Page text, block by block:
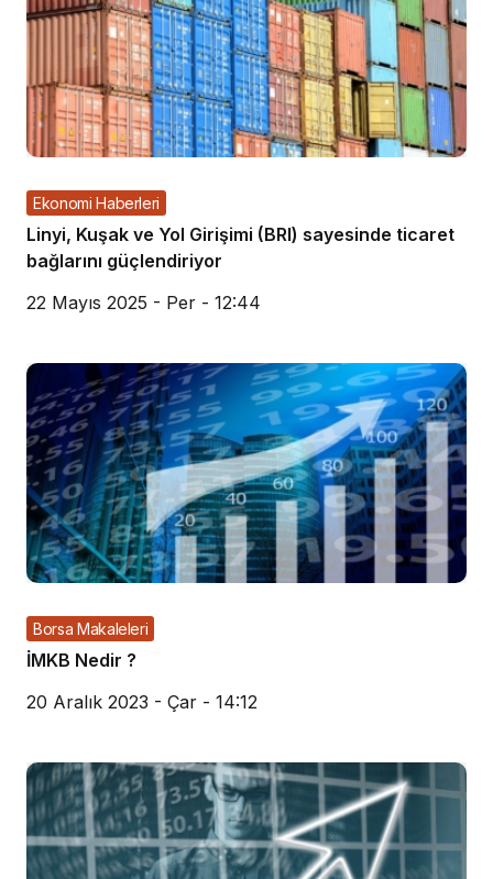
Ekonomi Haberleri
Linyi, Kuşak ve Yol Girişimi (BRI) sayesinde ticaret
bağlarını güçlendiriyor
22 Mayıs 2025 - Per - 12:44
Borsa Makaleleri
İMKB Nedir ?
20 Aralık 2023 - Çar - 14:12